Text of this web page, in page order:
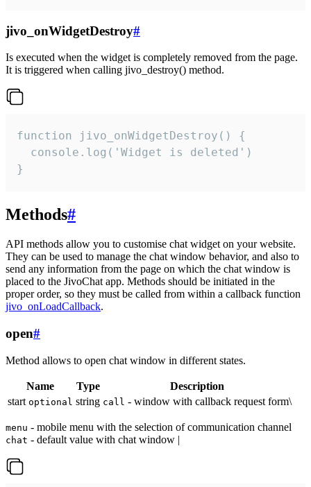
jivo_onWidgetDestroy#
Is executed when the widget is completely removed from the page.
It is triggered when calling jivo_destroy() method.
function jivo_onWidgetDestroy() {
  console.log('Widget is deleted')
}
Methods#
API methods allow you to customise chat widget on your website.
They can be used to manage the chat window behavior, and also to
send any information from the page on which the chat window is
placed to the JivoChat app. Methods should be initiated in the
proper order, so they must be called from within a callback function
jivo_onLoadCallback.
open#
Method allows to open chat window in different states.
Name Type
Description
start optional string call - window with callback request form\
menu - mobile menu with the selection of communication channel
chat - default value with chat window |